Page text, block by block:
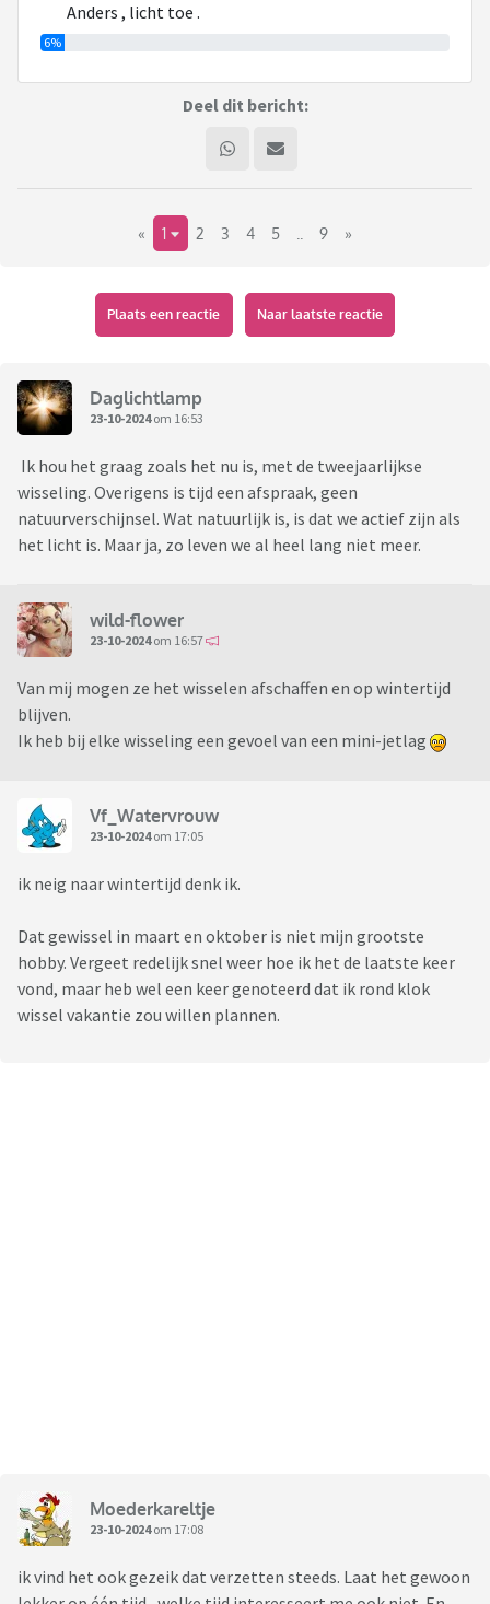
Anders , licht toe .
6%
Deel dit bericht:
« 1 2 3 4 5 9 »
Plaats een reactie Naar laatste reactie
Daglichtlamp
23-10-2024om 16:53
Ik hou het graag zoals het nu is, met de tweejaarlijkse
wisseling. Overigens is tijd een afspraak, geen
natuurverschijnsel. Wat natuurlijk is, is dat we actief zijn als
het licht is. Maar ja, zo leven we al heel lang niet meer.
wild-flower
23-10-2024om 16:57
Van mij mogen ze het wisselen afschaffen en op wintertijd
blijven.
Ik heb bij elke wisseling een gevoel van een mini-jetlag
Vf_Watervrouw
23-10-2024om 17:05
ik neig naar wintertijd denk ik.
Dat gewissel in maart en oktober is niet mijn grootste
hobby. Vergeet redelijk snel weer hoe ik het de laatste keer
vond, maar heb wel een keer genoteerd dat ik rond klok
wissel vakantie zou willen plannen.
Moederkareltje
23-10-2024om 17:08
ik vind het ook gezeik dat verzetten steeds. Laat het gewoon